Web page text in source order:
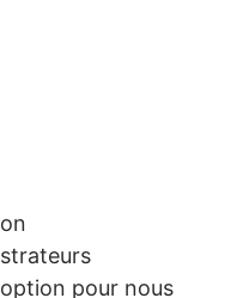
option pour nous